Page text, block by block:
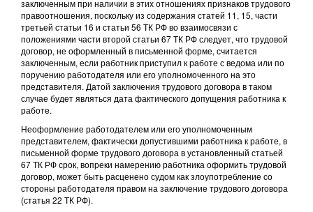
заключенным при наличии в этих отношениях признаков трудового
правоотношения, поскольку из содержания статей 11, 15, части
третьей статьи 16 и статьи 56 ТК РФ во взаимосвязи с
положениями части второй статьи 67 ТК РФ следует, что трудовой
договор, не оформленный в письменной форме, считается
заключенным, если работник приступил к работе с ведома или по
поручению работодателя или его уполномоченного на это
представителя. Датой заключения трудового договора в таком
случае будет являться дата фактического допущения работника к
работе.
Неоформление работодателем или его уполномоченным
представителем, фактически допустившими работника к работе, в
письменной форме трудового договора в установленный статьей
67 ТК РФ срок, вопреки намерению работника оформить трудовой
договор, может быть расценено судом как злоупотребление со
стороны работодателя правом на заключение трудового договора
(статья 22 ТК РФ).